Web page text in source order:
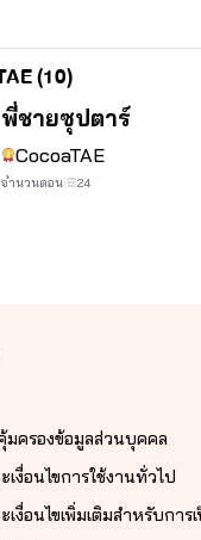
(10)
พี่ชายซุปตาร์
CocoaTAE
จำนวนตอน 24
มครองข้อมูลส่วนบุคคล
งื่อนไขการใช้งานทั่วไป
งื่อนไขเพิ่มเติมสำหรับการ